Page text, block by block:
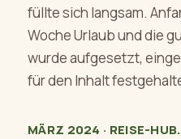
füllte sich langsam.
Woche Urlaub und die
wurde aufgesetzt,
für den Inhalt
MÄRZ 2024 · REISE-